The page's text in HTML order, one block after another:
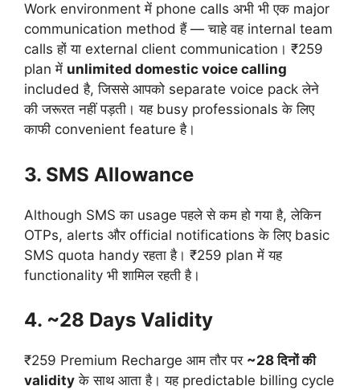
Work environment में phone calls अभी भी एक major
communication method हैं — चाहे वह internal team
calls हों या external client communication। ₹259
plan में unlimited domestic voice calling
included है, जिससे आपको separate voice pack लेने
की जरूरत नहीं पड़ती। यह busy professionals के लिए
काफी convenient feature है।
3. SMS Allowance
Although SMS का usage पहले से कम हो गया है, लेकिन
OTPs, alerts और official notifications के लिए basic
SMS quota handy रहता है। ₹259 plan में यह
functionality भी शामिल रहती है।
4. ~28 Days Validity
₹259 Premium Recharge आम तौर पर ~28 दिनों की
validity के साथ आता है। यह predictable billing cycle